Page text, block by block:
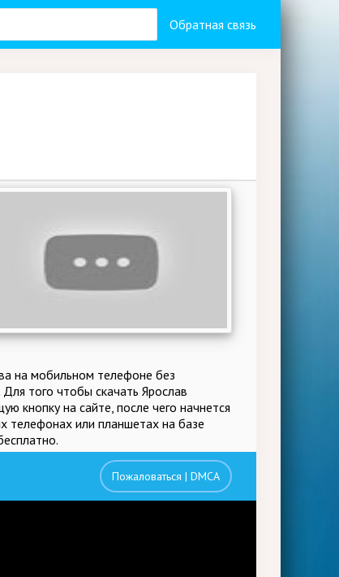
Обратная связь
на мобильном телефоне без
того чтобы скачать Ярослав
кнопку на сайте, после чего начнется
телефонах или планшетах на базе
Пожаловаться | DMCA